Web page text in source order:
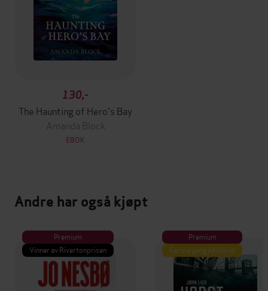
130,-
The Haunting of Hero's Bay
Amanda Block
EBOK
Andre har også kjøpt
Premium
Vinner av Rivertonprisen
Premium
Første gang på tilbud